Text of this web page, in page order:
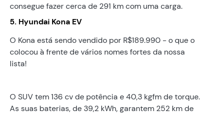
consegue fazer cerca de 291 km com uma carga.
5. Hyundai Kona EV
O Kona está sendo vendido por R$189.990 - o que o
colocou à frente de vários nomes fortes da nossa
lista!
O SUV tem 136 cv de potência e 40,3 kgfm de torque.
As suas baterias, de 39,2 kWh, garantem 252 km de